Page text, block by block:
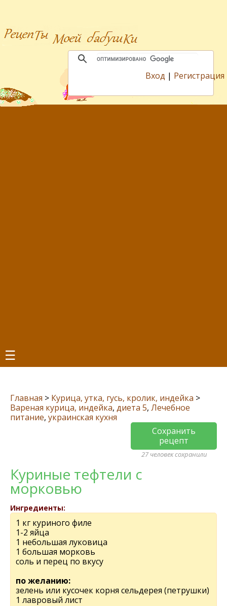
Вход | Регистрация
☰
Главная > Курица, утка, гусь, кролик, индейка >
Вареная курица, индейка, диета 5, Лечебное
питание, украинская кухня
Сохранить
рецепт
27 человек сохранили
Куриные тефтели с
морковью
Ингредиенты:
1 кг куриного филе
1-2 яйца
1 небольшая луковица
1 большая морковь
соль и перец по вкусу
по желанию:
зелень или кусочек корня сельдерея (петрушки)
1 лавровый лист